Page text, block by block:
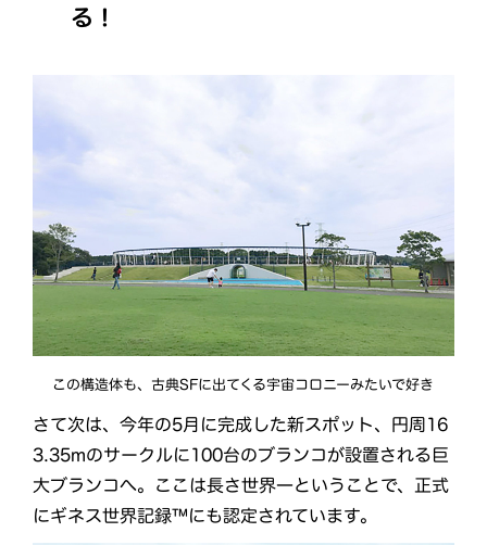
る！
この構造体も、古典SFに出てくる宇宙コロニーみたいで好き
さて次は、今年の5月に完成した新スポット、円周16
3.35mのサークルに100台のブランコが設置される巨
大ブランコへ。ここは長さ世界一ということで、正式
にギネス世界記録™にも認定されています。